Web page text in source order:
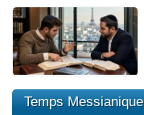
Temps Messianique